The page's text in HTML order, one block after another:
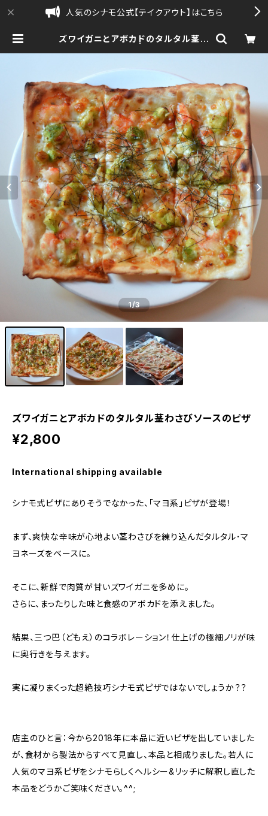
人気のシナモ公式【テイクアウト】はこちら
ズワイガニとアボカドのタルタル茎わ
1/3
ズワイガニとアボカドのタルタル茎わさびソースのピザ
¥2,800
International shipping available
シナモ式ピザにありそうでなかった、「マヨ系」ピザが登場！
まず、爽快な辛味が心地よい茎わさびを練り込んだタルタル･マ
ヨネーズをベースに。
そこに、新鮮で肉質が甘いズワイガニを多めに。
さらに、まったりした味と食感のアボカドを添えました。
結果、三つ巴（どもえ）のコラボレーション！仕上げの極細ノリが味
に奥行きを与えます。
実に凝りまくった超絶技巧シナモ式ピザではないでしょうか？？
店主のひと言：今から2018年に本品に近いピザを出していました
が、食材から製法からすべて見直し、本品と相成りました。若人に
人気のマヨ系ピザをシナモらしくヘルシー&リッチに解釈し直した
本品をどうかご笑味ください。^^;